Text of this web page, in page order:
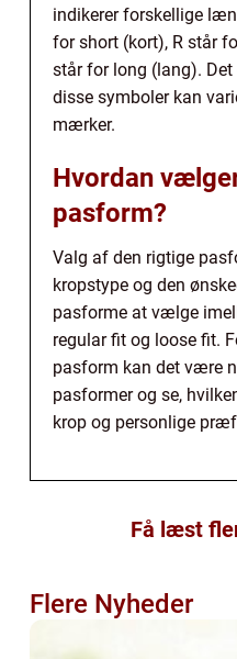
indikerer forskellige
for short (kort), R står
står for long (lang).
disse symboler kan
mærker.
Hvordan
pasform?
Valg af den rigtige
kropstype og den
pasforme at vælge
regular fit og loose fit.
pasform kan det være
pasformer og se,
krop og personlige
Få læst
Flere Nyheder